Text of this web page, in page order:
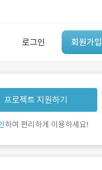
로그인 회원가입
례 검색 AI
거’ 만들어본
회사 있어?
프로젝트 지원하기
하여 편리하게 이용하세요!